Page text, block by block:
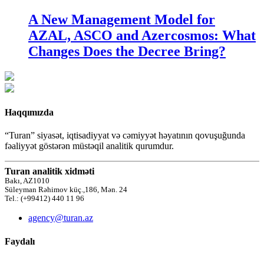
A New Management Model for
AZAL, ASCO and Azercosmos: What
Changes Does the Decree Bring?
Haqqımızda
“Turan” siyasət, iqtisadiyyat və cəmiyyət həyatının qovuşuğunda
fəaliyyət göstərən müstəqil analitik qurumdur.
Turan analitik xidməti
Bakı, AZ1010
Süleyman Rəhimov küç.,186, Mən. 24
Tel.: (+99412) 440 11 96
agency@turan.az
Faydalı